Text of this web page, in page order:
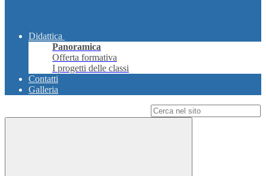
Didattica
Panoramica
Offerta formativa
I progetti delle classi
Contatti
Galleria